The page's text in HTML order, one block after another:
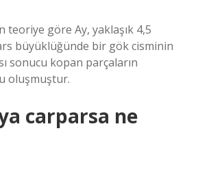
teoriye göre Ay, yaklaşık 4,5
büyüklüğünde bir gök cisminin
sonucu kopan parçaların
oluşmuştur.
carparsa ne